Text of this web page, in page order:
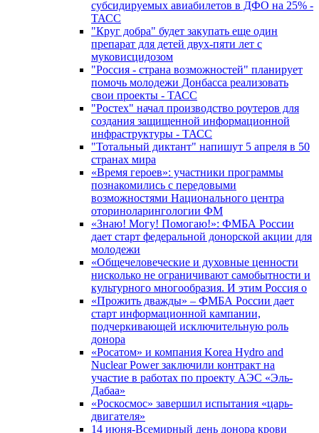
субсидируемых авиабилетов в ДФО на 25% -
ТАСС
"Круг добра" будет закупать еще один
препарат для детей двух-пяти лет с
муковисцидозом
"Россия - страна возможностей" планирует
помочь молодежи Донбасса реализовать
свои проекты - ТАСС
"Ростех" начал производство роутеров для
создания защищенной информационной
инфраструктуры - ТАСС
"Тотальный диктант" напишут 5 апреля в 50
странах мира
«Время героев»: участники программы
познакомились с передовыми
возможностями Национального центра
оториноларингологии ФМ
«Знаю! Могу! Помогаю!»: ФМБА России
дает старт федеральной донорской акции для
молодежи
«Общечеловеческие и духовные ценности
нисколько не ограничивают самобытности и
культурного многообразия. И этим Россия о
«Прожить дважды» – ФМБА России дает
старт информационной кампании,
подчеркивающей исключительную роль
донора
«Росатом» и компания Korea Hydro and
Nuclear Power заключили контракт на
участие в работах по проекту АЭС «Эль-
Дабаа»
«Роскосмос» завершил испытания «царь-
двигателя»
14 июня-Всемирный день донора крови